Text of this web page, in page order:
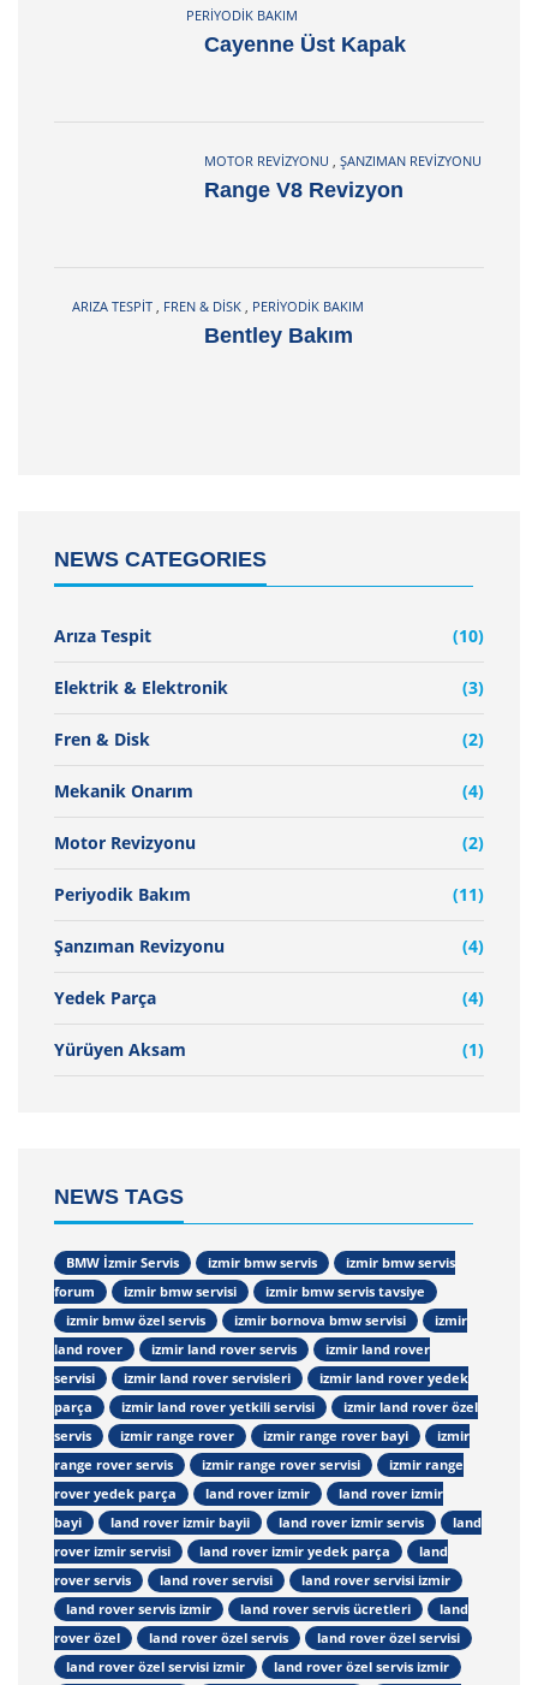
PERIYODIK BAKIM
Cayenne Üst Kapak
MOTOR REVIZYONU ŞANZIMAN REVIZYONU
Range V8 Revizyon
ARIZA TESPIT FREN & DISK PERIYODIK BAKIM
Bentley Bakım
NEWS CATEGORIES
Arıza Tespit (10)
Elektrik & Elektronik (3)
Fren & Disk (2)
Mekanik Onarım (4)
Motor Revizyonu (2)
Periyodik Bakım (11)
Şanzıman Revizyonu (4)
Yedek Parça (4)
Yürüyen Aksam (1)
NEWS TAGS
BMW İzmir Servis izmir bmw servis
izmir bmw servis
forum
izmir bmw servisi
izmir bmw servis tavsiye
izmir bmw özel servis
izmir bornova bmw servisi
izmir
land rover
izmir land rover servis
izmir land rover
servisi
izmir land rover servisleri
izmir land rover yedek
parça
izmir land rover yetkili servisi
izmir land rover özel
servis
izmir range rover izmir range rover bayi
izmir
range rover servis
izmir range rover servisi
izmir range
rover yedek parça
land rover izmir
land rover izmir
bayi
land rover izmir bayii land rover izmir servis
land
rover izmir servisi
land rover izmir yedek parça
land
rover servis
land rover servisi
land rover servisi izmir
land rover servis izmir
land rover servis ücretleri
land
rover özel
land rover özel servis
land rover özel servisi
land rover özel servisi izmir
land rover özel servis izmir